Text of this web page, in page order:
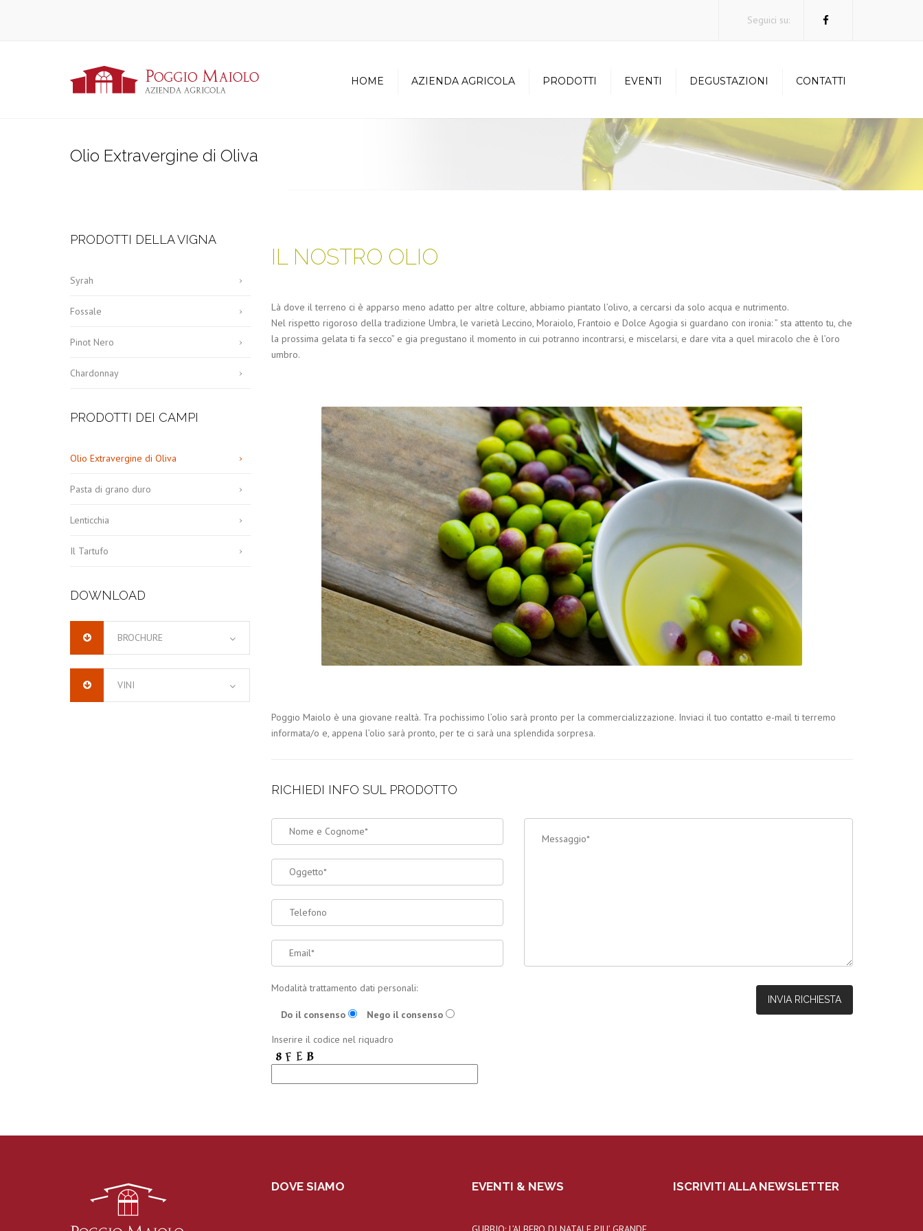
Seguici su:
HOME AZIENDA AGRICOLA PRODOTTI
Prodotti della vigna
Prodotti dei campi
EVENTI DEGUSTAZIONI CONTATTI
Olio Extravergine di Oliva
PRODOTTI DELLA VIGNA
Syrah
Fossale
Pinot Nero
Chardonnay
PRODOTTI DEI CAMPI
Olio Extravergine di Oliva
Pasta di grano duro
Lenticchia
Il Tartufo
DOWNLOAD
BROCHURE
VINI
IL NOSTRO OLIO
Là dove il terreno ci è apparso meno adatto per altre colture, abbiamo piantato l’olivo, a cercarsi da solo acqua e nutrimento.
Nel rispetto rigoroso della tradizione Umbra, le varietà Leccino, Moraiolo, Frantoio e Dolce Agogia si guardano con ironia: ” sta attento tu, che
la prossima gelata ti fa secco” e gia pregustano il momento in cui potranno incontrarsi, e miscelarsi, e dare vita a quel miracolo che è l’oro
umbro.
Poggio Maiolo è una giovane realtà. Tra pochissimo l’olio sarà pronto per la commercializzazione. Inviaci il tuo contatto e-mail ti terremo
informata/o e, appena l’olio sarà pronto, per te ci sarà una splendida sorpresa.
RICHIEDI INFO SUL PRODOTTO
Modalità trattamento dati personali:
Do il consenso
Nego il consenso
Inserire il codice nel riquadro
DOVE SIAMO EVENTI & NEWS ISCRIVITI ALLA NEWSLETTER